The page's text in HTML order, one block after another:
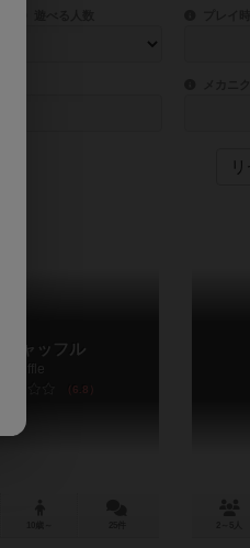
できます。
。 目安と
ーフ・ストーリーを指定することができま
ゲーム
シャッフル
Shuffle
6.8